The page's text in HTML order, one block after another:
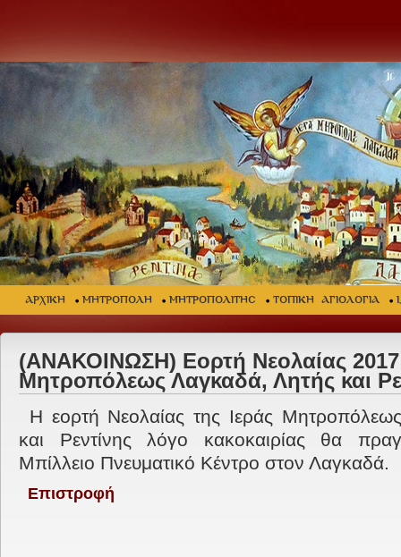
ΑΡΧΙΚΗ ΜΗΤΡΟΠΟΛΗ ΜΗΤΡΟΠΟΛΙΤΗΣ ΤΟΠΙΚΗ ΑΓΙΟΛΟΓΙΑ
(ΑΝΑΚΟΙΝΩΣΗ) Εορτή Νεολαίας 2017
Μητροπόλεως Λαγκαδά, Λητής και
Η εορτή Νεολαίας της Ιεράς
και Ρεντίνης λόγο κακοκαιρίας θα
Μπίλλειο Πνευματικό Κέντρο στον Λαγκαδά.
Επιστροφή